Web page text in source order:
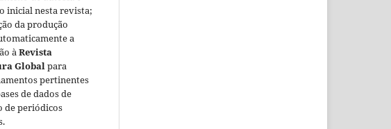
inicial nesta revista;
da produção
a
àRevista
Globalpara
pertinentes
de dados de
de periódicos